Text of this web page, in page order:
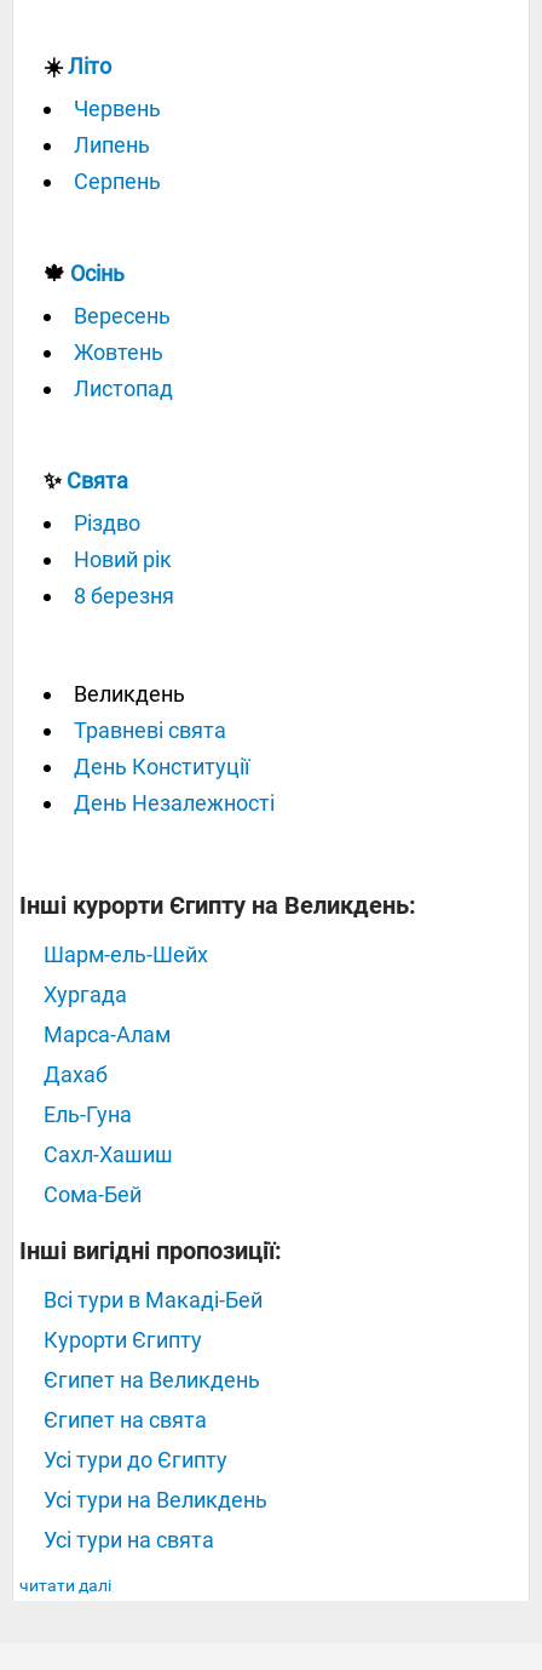
☀️Літо
Червень
Липень
Серпень
🍁 Осінь
Вересень
Жовтень
Листопад
✨Свята
Різдво
Новий рік
8 березня
Великдень
Травневі свята
День Конституції
День Незалежності
Інші курорти Єгипту на Великдень:
Шарм-ель-Шейх
Хургада
Марса-Алам
Дахаб
Ель-Гуна
Сахл-Хашиш
Сома-Бей
Інші вигідні пропозиції:
Всі тури в Макаді-Бей
Курорти Єгипту
Єгипет на Великдень
Єгипет на свята
Усі тури до Єгипту
Усі тури на Великдень
Усі тури на свята
читати далі